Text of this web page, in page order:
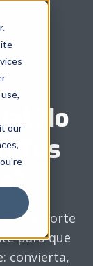
our
No
Tus
soporte
para que
convierta,